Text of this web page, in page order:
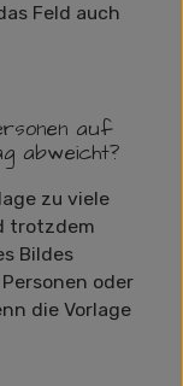
Feld auch
auf
abweicht?
zu viele
trotzdem
Bildes
oder
die Vorlage